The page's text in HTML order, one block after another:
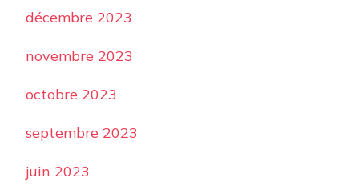
décembre 2023
novembre 2023
octobre 2023
septembre 2023
juin 2023